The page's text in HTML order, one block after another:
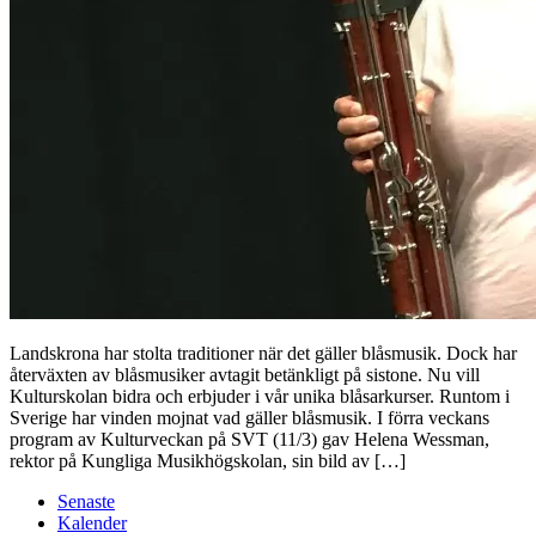
Landskrona har stolta traditioner när det gäller blåsmusik. Dock har
återväxten av blåsmusiker avtagit betänkligt på sistone. Nu vill
Kulturskolan bidra och erbjuder i vår unika blåsarkurser. Runtom i
Sverige har vinden mojnat vad gäller blåsmusik. I förra veckans
program av Kulturveckan på SVT (11/3) gav Helena Wessman,
rektor på Kungliga Musikhögskolan, sin bild av […]
Senaste
Kalender